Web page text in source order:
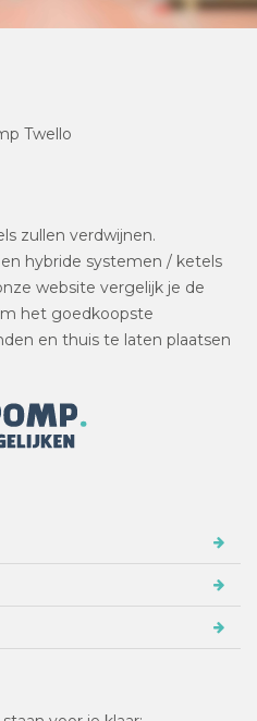
Twello
zullen verdwijnen.
hybride systemen / ketels
website vergelijk je de
het goedkoopste
en thuis te laten plaatsen